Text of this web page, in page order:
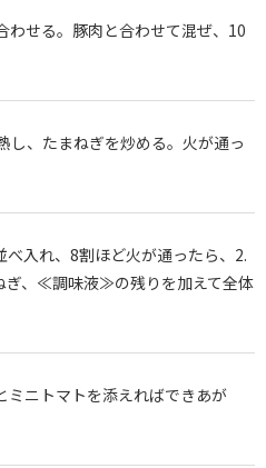
せる。豚肉と合わせて混ぜ、10
し、たまねぎを炒める。火が通っ
入れ、8割ほど火が通ったら、2.
ぎ、≪調味液≫の残りを加えて全体
ミニトマトを添えればできあが